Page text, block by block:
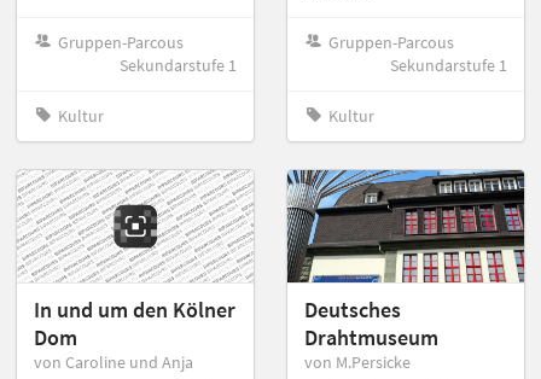
Gruppen-Parcous
Sekundarstufe 1
Kultur
Gruppen-Parcous
Sekundarstufe 1
Kultur
In und um den Kölner
Dom
von Caroline und Anja
Deutsches
Drahtmuseum
von M.Persicke